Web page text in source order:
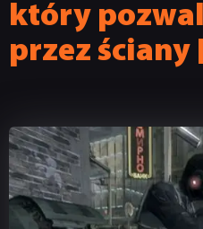
który
przez ściany